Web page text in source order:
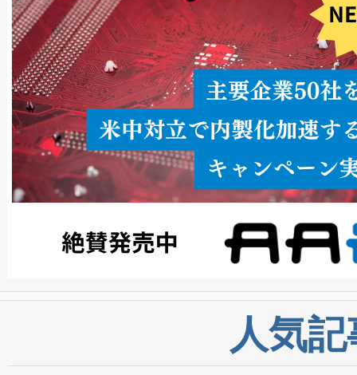
人気